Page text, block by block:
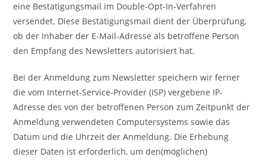
eine Bestätigungsmail im Double-Opt-In-Verfahren
versendet. Diese Bestätigungsmail dient der Überprüfung,
ob der Inhaber der E-Mail-Adresse als betroffene Person
den Empfang des Newsletters autorisiert hat.
Bei der Anmeldung zum Newsletter speichern wir ferner
die vom Internet-Service-Provider (ISP) vergebene IP-
Adresse des von der betroffenen Person zum Zeitpunkt der
Anmeldung verwendeten Computersystems sowie das
Datum und die Uhrzeit der Anmeldung. Die Erhebung
dieser Daten ist erforderlich, um den(möglichen)